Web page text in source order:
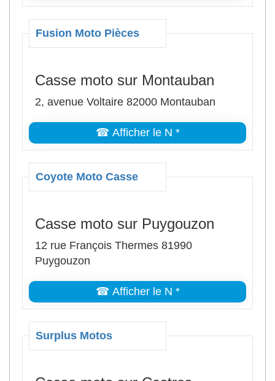
Fusion Moto Pièces
Casse moto sur Montauban
2, avenue Voltaire 82000 Montauban
☎ Afficher le N *
Coyote Moto Casse
Casse moto sur Puygouzon
12 rue François Thermes 81990
Puygouzon
☎ Afficher le N *
Surplus Motos